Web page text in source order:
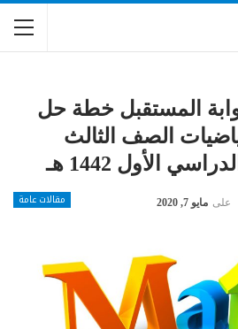
المستقبل خطة حل
الصف الثالث
الأول 1442 هـ
مقالات عامة على مايو 7, 2020